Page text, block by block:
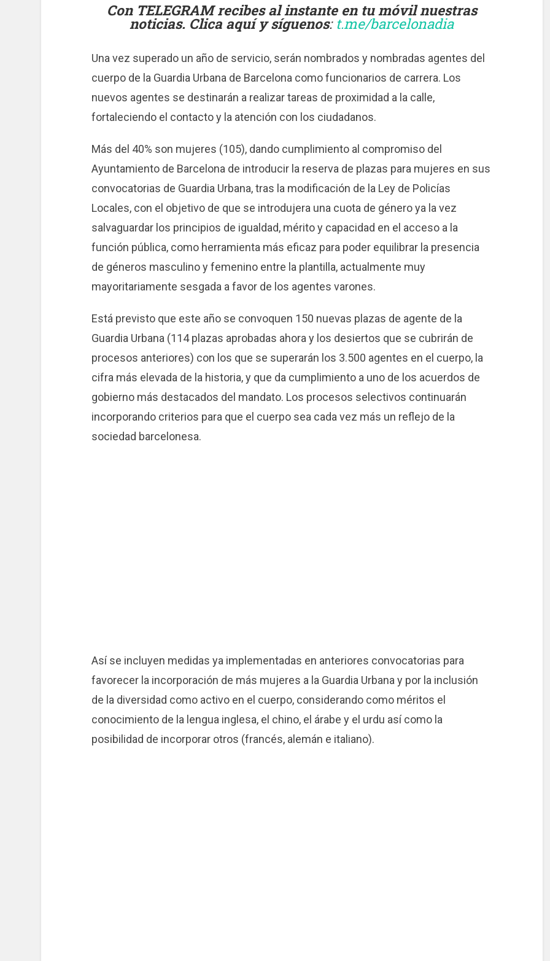
Con TELEGRAM recibes al instante en tu móvil nuestras
noticias. Clica aquí y síguenos: t.me/barcelonadia
Una vez superado un año de servicio, serán nombrados y nombradas agentes del
cuerpo de la Guardia Urbana de Barcelona como funcionarios de carrera. Los
nuevos agentes se destinarán a realizar tareas de proximidad a la calle,
fortaleciendo el contacto y la atención con los ciudadanos.
Más del 40% son mujeres (105), dando cumplimiento al compromiso del
Ayuntamiento de Barcelona de introducir la reserva de plazas para mujeres en sus
convocatorias de Guardia Urbana, tras la modificación de la Ley de Policías
Locales, con el objetivo de que se introdujera una cuota de género ya la vez
salvaguardar los principios de igualdad, mérito y capacidad en el acceso a la
función pública, como herramienta más eficaz para poder equilibrar la presencia
de géneros masculino y femenino entre la plantilla, actualmente muy
mayoritariamente sesgada a favor de los agentes varones.
Está previsto que este año se convoquen 150 nuevas plazas de agente de la
Guardia Urbana (114 plazas aprobadas ahora y los desiertos que se cubrirán de
procesos anteriores) con los que se superarán los 3.500 agentes en el cuerpo, la
cifra más elevada de la historia, y que da cumplimiento a uno de los acuerdos de
gobierno más destacados del mandato. Los procesos selectivos continuarán
incorporando criterios para que el cuerpo sea cada vez más un reflejo de la
sociedad barcelonesa.
Así se incluyen medidas ya implementadas en anteriores convocatorias para
favorecer la incorporación de más mujeres a la Guardia Urbana y por la inclusión
de la diversidad como activo en el cuerpo, considerando como méritos el
conocimiento de la lengua inglesa, el chino, el árabe y el urdu así como la
posibilidad de incorporar otros (francés, alemán e italiano).